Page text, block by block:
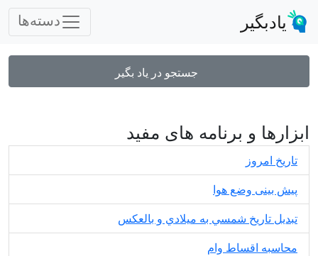
یادبگیر دسته‌ها
جستجو در یاد بگیر
ابزارها و برنامه های مفید
تاریخ امروز
پیش بینی وضع هوا
تبديل تاريخ شمسي به ميلادي و بالعكس
محاسبه اقساط وام